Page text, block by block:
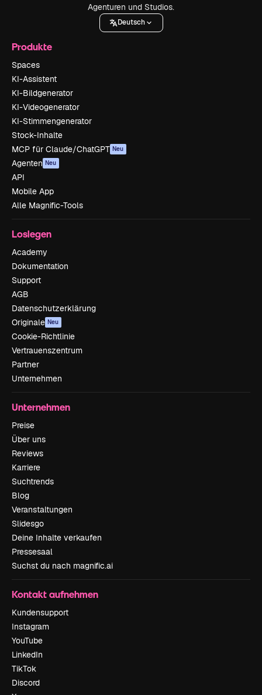
Agenturen und Studios.
Deutsch
Produkte
Spaces
KI-Assistent
KI-Bildgenerator
KI-Videogenerator
KI-Stimmengenerator
Stock-Inhalte
MCP für Claude/ChatGPT Neu
Agenten Neu
API
Mobile App
Alle Magnific-Tools
Loslegen
Academy
Dokumentation
Support
AGB
Datenschutzerklärung
Originale Neu
Cookie-Richtlinie
Vertrauenszentrum
Partner
Unternehmen
Unternehmen
Preise
Über uns
Reviews
Karriere
Suchtrends
Blog
Veranstaltungen
Slidesgo
Deine Inhalte verkaufen
Pressesaal
Suchst du nach magnific.ai
Kontakt aufnehmen
Kundensupport
Instagram
YouTube
LinkedIn
TikTok
Discord